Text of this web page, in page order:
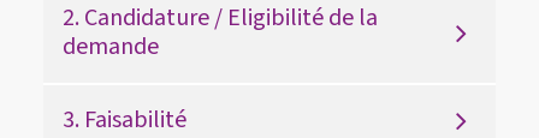
2. Candidature / Eligibilité de la
demande
3. Faisabilité